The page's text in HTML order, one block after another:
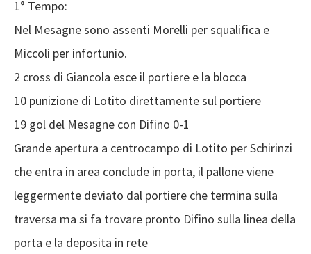
1° Tempo:
Nel Mesagne sono assenti Morelli per squalifica e
Miccoli per infortunio.
2 cross di Giancola esce il portiere e la blocca
10 punizione di Lotito direttamente sul portiere
19 gol del Mesagne con Difino 0-1
Grande apertura a centrocampo di Lotito per Schirinzi
che entra in area conclude in porta, il pallone viene
leggermente deviato dal portiere che termina sulla
traversa ma si fa trovare pronto Difino sulla linea della
porta e la deposita in rete